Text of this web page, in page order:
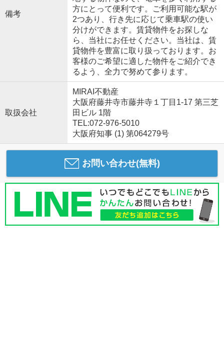
備考
方にとって便利です。ご利用可能な駅が
2つあり、行き先に応じて乗車駅の使い
分けができます。賃貸物件をお探しな
ら、当社にお任せください。当社は、賃
貸物件を豊富に取り扱っております。お
客様のご希望に適した物件をご紹介でき
るよう、全力で努めて参ります。
取扱会社
MIRAI不動産
大阪府藤井寺市藤井寺１丁目1-17 第三芝
田ビル 1階
TEL:072-976-5010
大阪府知事 (1) 第064279号
お問い合わせ(無料)